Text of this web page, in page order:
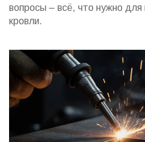
вопросы – всё, что нужно для
кровли.